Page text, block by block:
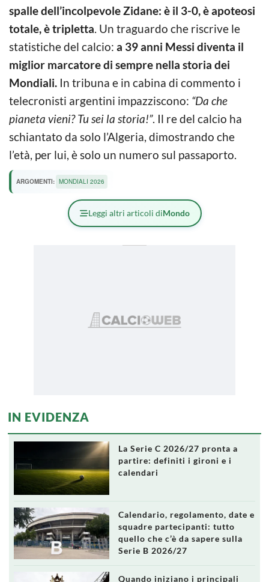
spalle dell’incolpevole Zidane: è il 3-0, è apoteosi
totale, ètripletta. Un traguardo che riscrive le
statistiche del calcio: a 39 anni Messi diventa il
miglior marcatore di sempre nella storia dei
Mondiali. In tribuna e in cabina di commento i
telecronisti argentini impazziscono: “Da che
pianeta vieni? Tu sei la storia!”. Il re del calcio ha
schiantato da solo l’Algeria, dimostrando che
l’età, per lui, è solo un numero sul passaporto.
ARGOMENTI: MONDIALI 2026
Leggi altri articoli diMondo
IN EVIDENZA
La Serie C 2026/27 pronta a
partire: definiti i gironi e i
calendari
Calendario, regolamento, date e
squadre partecipanti: tutto
quello che c’è da sapere sulla
Serie B 2026/27
Quando iniziano i principali